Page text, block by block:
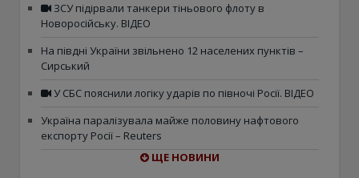
ЗСУ підірвали танкери тіньового флоту в
Новоросійську. ВІДЕО
На півдні України звільнено 12 населених пунктів –
Сирський
У СБС пояснили логіку ударів по півночі Росії. ВІДЕО
Україна паралізувала майже половину нафтового
експорту Росії – Reuters
ЩЕ НОВИНИ